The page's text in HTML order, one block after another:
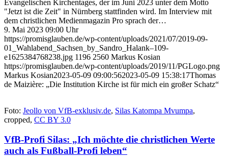
Evangelischen Kirchentages, der im Juni 2023 unter dem Motto
"Jetzt ist die Zeit" in Nürnberg stattfinden wird. Im Interview mit
dem christlichen Medienmagazin Pro sprach der…
9. Mai 2023 09:00 Uhr
https://promisglauben.de/wp-content/uploads/2021/07/2019-09-
01_Wahlabend_Sachsen_by_Sandro_Halank–109-
e1625384768238.jpg 1196 2560 Markus Kosian
https://promisglauben.de/wp-content/uploads/2019/11/PGLogo.png
Markus Kosian2023-05-09 09:00:562023-05-09 15:38:17Thomas
de Maizière: „Die Institution Kirche ist für mich ein großer Schatz“
Foto: Jeollo von VfB-exklusiv.de, Silas Katompa Mvumpa,
cropped, CC BY 3.0
VfB-Profi Silas: „Ich möchte die christlichen Werte
auch als Fußball-Profi leben“